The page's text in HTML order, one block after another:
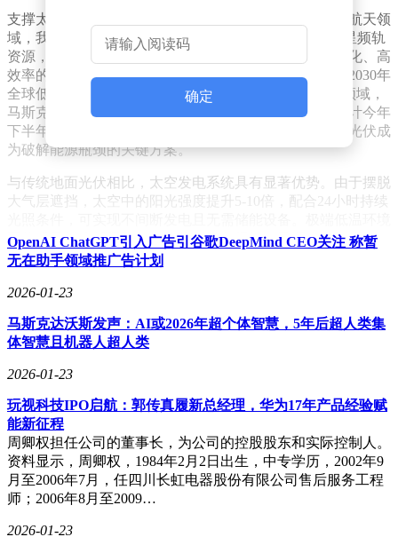
支撑太空光伏概念的核心逻辑在于双重需求驱动。商业航天领
域，我国"G60星链"计划已向国际电联申报超20万颗卫星频轨
资源，创下国内单次申报纪录。大规模卫星组网对轻量化、高
效率的太阳能电池产生刚性需求，财信证券测算显示，2030年
全球低轨卫星光伏市场规模有望突破295亿元。AI算力领域，
马斯克警告称电力供应增速远落后于芯片产能扩张，预计今年
下半年可能出现芯片因缺电无法运行的情况，这使太空光伏成
为破解能源瓶颈的关键方案。
与传统地面光伏相比，太空发电系统具有显著优势。由于摆脱
大气层遮挡，太空中的阳光强度提升5-10倍，配合24小时持续
更构成天然冷却系统，有效降低设备损耗。马斯克特别指出，
随着发射成本下降，未来十年内太空将成为部署AI数据中心
中国低轨卫星光伏市场规模将超30亿美元，若进入100GW太
空数据中心建设阶段，全球市场规模可达5000-10000亿美元。
发产业联动，近期多家海外商业航天企业密集考察中国光伏产
业链，从设备制造到材料供应各环节均受到关注。
不过，产业落地仍面临多重挑战。太空环境中的强辐射、极端
温差以及微陨石撞击等问题，对光伏组件的可靠性提出严苛要
求。长江证券测算表明，建设1GW太空光伏系统需要数万吨
设备，仅发射成本就高达数百亿美元，是地面电站的数十倍。
有市场分析人士指出，当前太空光伏仍处于概念验证阶段，真
正实现商业化运营可能需要5-10年时间。
确定
OpenAI ChatGPT引入广告引谷歌DeepMind CEO关注 称暂
无在助手领域推广告计划
2026-01-23
马斯克达沃斯发声：AI或2026年超个体智慧，5年后超人类集
体智慧且机器人超人类
2026-01-23
玩视科技IPO启航：郭传真履新总经理，华为17年产品经验赋
能新征程
周卿权担任公司的董事长，为公司的控股股东和实际控制人。
资料显示，周卿权，1984年2月2日出生，中专学历，2002年9
月至2006年7月，任四川长虹电器股份有限公司售后服务工程
师；2006年8月至2009…
2026-01-23